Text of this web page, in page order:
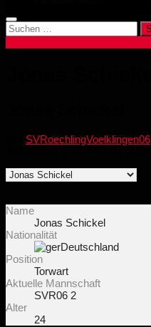
Suchen
nach:
SVRoechlingVoelklingen06
Name
Jonas Schickel
Nationalität
Deutschland
Position
Torwart
Aktuelle Mannschaft
SVR06 2
Alter
24